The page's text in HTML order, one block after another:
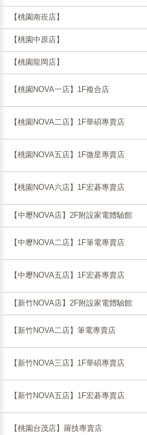
【桃園南崁店】
【桃園中原店】
【桃園龍岡店】
【桃園NOVA一店】1F複合店
【桃園NOVA二店】1F華碩專賣店
【桃園NOVA五店】1F微星專賣店
【桃園NOVA六店】1F宏碁專賣店
【中壢NOVA店】2F附設家電體驗館
【中壢NOVA二店】1F筆電專賣店
【中壢NOVA五店】1F宏碁專賣店
【新竹NOVA店】2F附設家電體驗館
【新竹NOVA二店】筆電專賣店
【新竹NOVA三店】1F華碩專賣店
【新竹NOVA五店】1F宏碁專賣店
【桃園台茂店】羅技專賣店